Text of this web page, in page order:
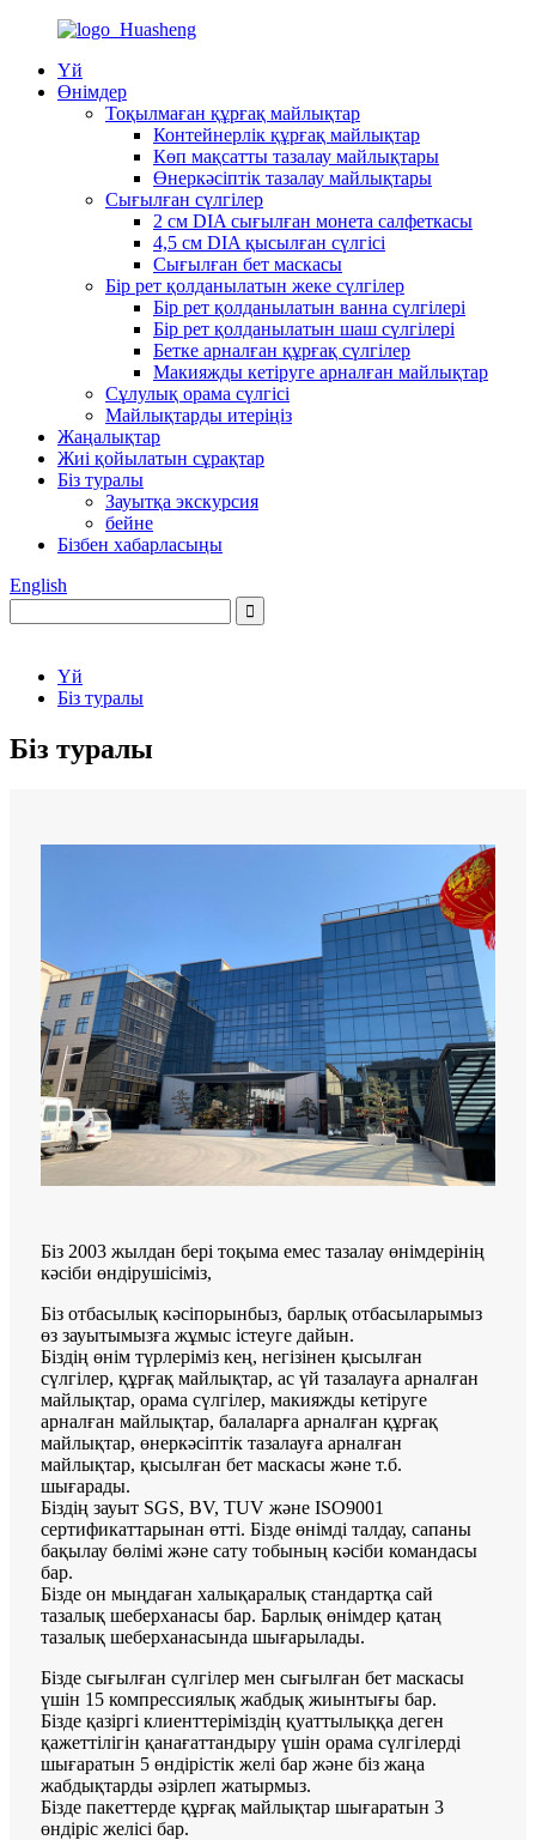
Үй
Өнімдер
Тоқылмаған құрғақ майлықтар
Контейнерлік құрғақ майлықтар
Көп мақсатты тазалау майлықтары
Өнеркәсіптік тазалау майлықтары
Сығылған сүлгілер
2 см DIA сығылған монета салфеткасы
4,5 см DIA қысылған сүлгісі
Сығылған бет маскасы
Бір рет қолданылатын жеке сүлгілер
Бір рет қолданылатын ванна сүлгілері
Бір рет қолданылатын шаш сүлгілері
Бетке арналған құрғақ сүлгілер
Макияжды кетіруге арналған майлықтар
Сұлулық орама сүлгісі
Майлықтарды итеріңіз
Жаңалықтар
Жиі қойылатын сұрақтар
Біз туралы
Зауытқа экскурсия
бейне
Бізбен хабарласыңы
English
Үй
Біз туралы
Біз туралы
Біз 2003 жылдан бері тоқыма емес тазалау өнімдерінің
кәсіби өндірушісіміз,
Біз отбасылық кәсіпорынбыз, барлық отбасыларымыз
өз зауытымызға жұмыс істеуге дайын.
Біздің өнім түрлеріміз кең, негізінен қысылған
сүлгілер, құрғақ майлықтар, ас үй тазалауға арналған
майлықтар, орама сүлгілер, макияжды кетіруге
арналған майлықтар, балаларға арналған құрғақ
майлықтар, өнеркәсіптік тазалауға арналған
майлықтар, қысылған бет маскасы және т.б.
шығарады.
Біздің зауыт SGS, BV, TUV және ISO9001
сертификаттарынан өтті. Бізде өнімді талдау, сапаны
бақылау бөлімі және сату тобының кәсіби командасы
бар.
Бізде он мыңдаған халықаралық стандартқа сай
тазалық шеберханасы бар. Барлық өнімдер қатаң
тазалық шеберханасында шығарылады.
Бізде сығылған сүлгілер мен сығылған бет маскасы
үшін 15 компрессиялық жабдық жиынтығы бар.
Бізде қазіргі клиенттеріміздің қуаттылыққа деген
қажеттілігін қанағаттандыру үшін орама сүлгілерді
шығаратын 5 өндірістік желі бар және біз жаңа
жабдықтарды әзірлеп жатырмыз.
Бізде пакеттерде құрғақ майлықтар шығаратын 3
өндіріс желісі бар.